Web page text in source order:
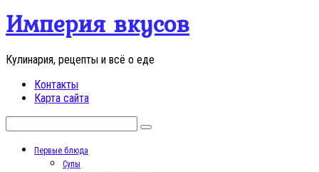
Перейти
контенту
Империя вкусов
Кулинария, рецепты и всё о еде
Контакты
Карта сайта
Первые блюда
Супы